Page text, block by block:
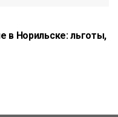
в Норильске: льготы,